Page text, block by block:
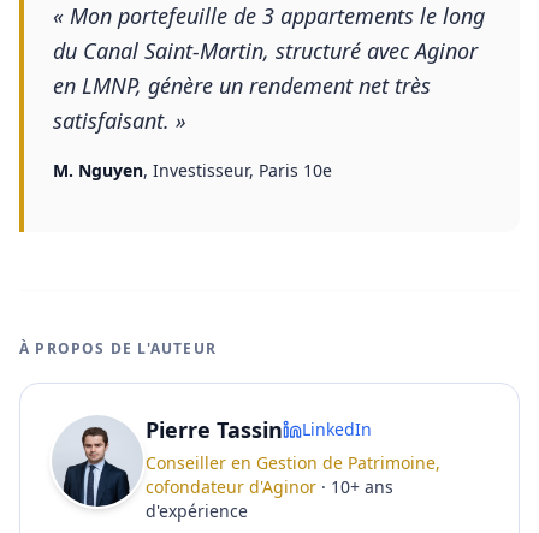
« Mon portefeuille de 3 appartements le long
du Canal Saint-Martin, structuré avec Aginor
en LMNP, génère un rendement net très
satisfaisant. »
M. Nguyen, Investisseur, Paris 10e
À PROPOS DE L'AUTEUR
Pierre Tassin
LinkedIn
Conseiller en Gestion de Patrimoine,
cofondateur d'Aginor · 10+ ans
d'expérience